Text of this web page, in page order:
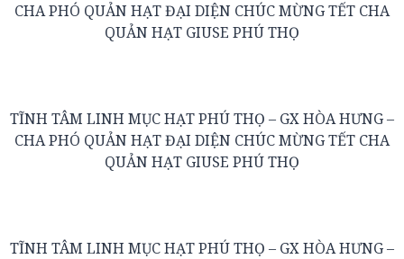
CHA PHÓ QUẢN HẠT ĐẠI DIỆN CHÚC MỪNG TẾT CHA
QUẢN HẠT GIUSE PHÚ THỌ
TĨNH TÂM LINH MỤC HẠT PHÚ THỌ – GX HÒA HƯNG –
CHA PHÓ QUẢN HẠT ĐẠI DIỆN CHÚC MỪNG TẾT CHA
QUẢN HẠT GIUSE PHÚ THỌ
TĨNH TÂM LINH MỤC HẠT PHÚ THỌ – GX HÒA HƯNG –